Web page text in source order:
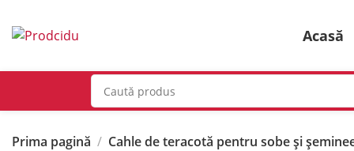
Acasă
Prima pagină Cahle de teracotă pentru sobe și